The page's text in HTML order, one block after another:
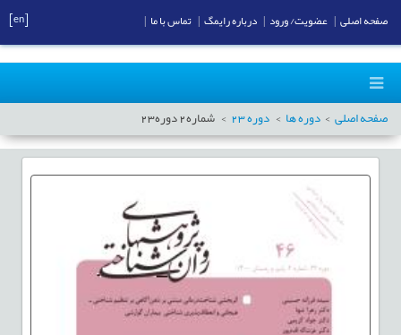
صفحه اصلی دوره ها دوره23 شماره2دوره23
صفحه اصلی عضویت/ ورود درباره رایمگ تماس با ما